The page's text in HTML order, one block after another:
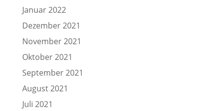
Januar 2022
Dezember 2021
November 2021
Oktober 2021
September 2021
August 2021
Juli 2021